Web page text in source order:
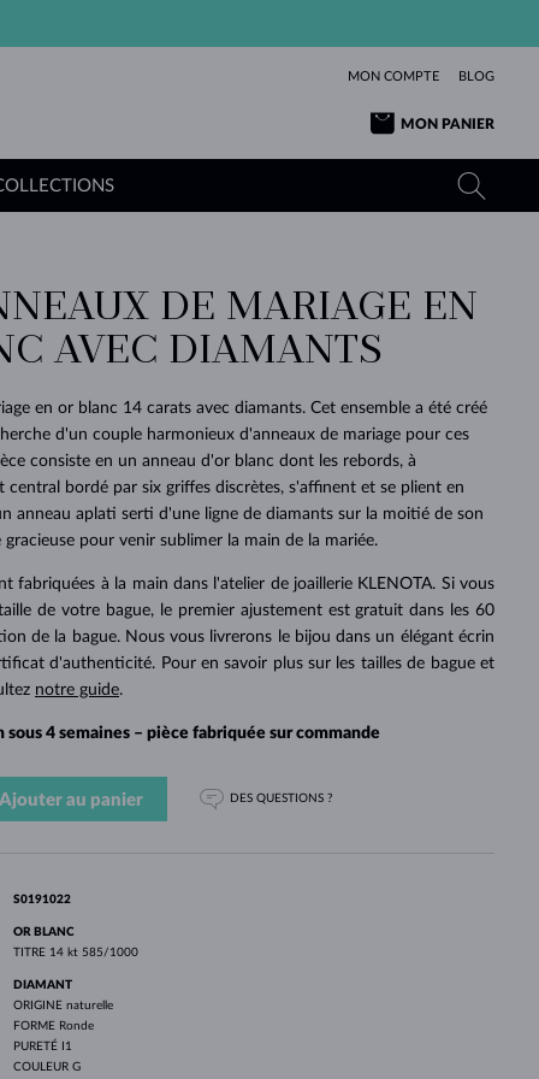
MON COMPTE BLOG
MON PANIER
DE SES
RÊVES
DÉCOUVRIR
L'AMOUR
OR JAUNE
OR ROSE
BEAUTÉ
PURE
DÉCOUVRIR
TANZANITES
TOPAZES
TOURMALINES
MOLDAVITES
POUR BÉBÉS
MARIAGE
PLUS
BELLES
DÉCOUVRIR
TOURMALINES
MOLDAVITES
MINÉRAUX
PENDENTIFS EN PERLES
OR BLANC
OR JAUNE
PENDENTIFS
INTEMPORELS
DES
PERLES
DÉCOUVRIR
SAPHIRS
ÉMERAUDES
MOLDAVITES
MINÉRAUX
MARIAGE
OR JAUNE
AUTHENTIQUES
BEAUTÉ
DÉCOUVRIR
EXCEPTIONNELLES
DE MARIAGE EN
AVEC DIAMANTS
en or blanc 14 carats avec diamants. Cet ensemble a été créé
d'un couple harmonieux d'anneaux de mariage pour ces
consiste en un anneau d'or blanc dont les rebords, à
central bordé par six griffes discrètes, s'affinent et se plient en
anneau aplati serti d'une ligne de diamants sur la moitié de son
pour venir sublimer la main de la mariée.
fabriquées à la main dans l'atelier de joaillerie KLENOTA. Si vous
de votre bague, le premier ajustement est gratuit dans les 60
de la bague. Nous vous livrerons le bijou dans un élégant écrin
d'authenticité. Pour en savoir plus sur les tailles de bague et
notre guide.
sous 4 semaines – pièce fabriquée sur commande
Ajouter au panier DES QUESTIONS ?
S0191022
OR BLANC
TITRE 14 kt 585/1000
DIAMANT
ORIGINE naturelle
FORME Ronde
PURETÉ
I1
COULEUR G